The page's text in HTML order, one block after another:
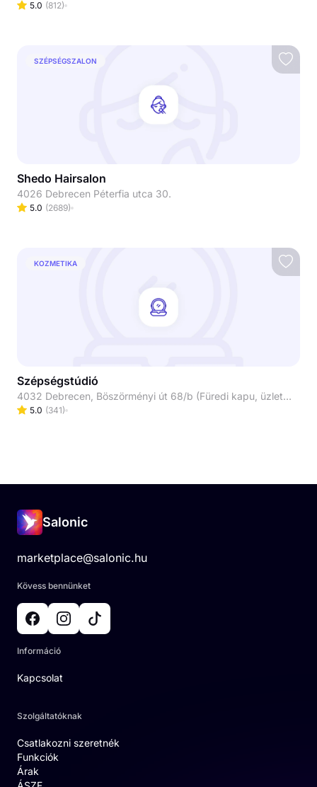
5.0 (812)
SZÉPSÉGSZALON
Shedo Hairsalon
4026 Debrecen Péterfia utca 30.
5.0 (2689)
KOZMETIKA
Szépségstúdió
4032 Debrecen, Böszörményi út 68/b (Füredi kapu, üzletsor/ Lana ruházat mellett balra)
5.0 (341)
Salonic
marketplace@salonic.hu
Kövess bennünket
Információ
Kapcsolat
Szolgáltatóknak
Csatlakozni szeretnék
Funkciók
Árak